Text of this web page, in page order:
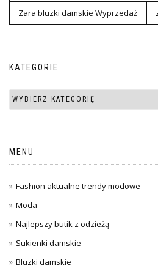
Zara bluzki damskie Wyprzedaż
KATEGORIE
MENU
Fashion aktualne trendy modowe
Moda
Najlepszy butik z odzieżą
Sukienki damskie
Bluzki damskie